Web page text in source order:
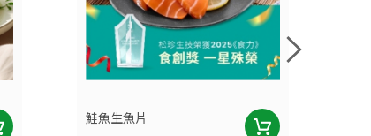
鮭魚生魚片